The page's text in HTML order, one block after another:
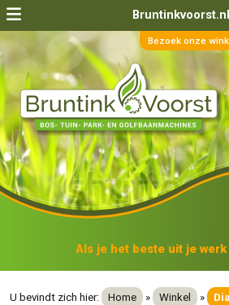
Bruntinkvoorst.nl
Bezoek onze
Als je het beste uit je werk
U bevindt zich hier: Home » Winkel »